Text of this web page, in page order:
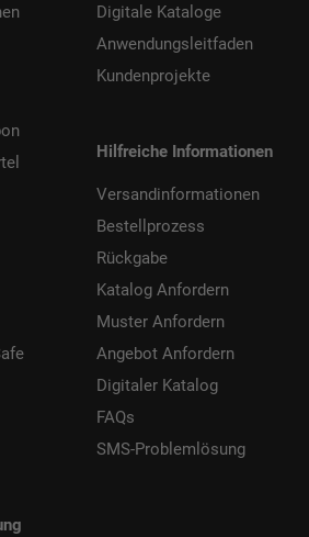
Digitale Kataloge
Anwendungsleitfaden
Kundenprojekte
Hilfreiche Informationen
Versandinformationen
Bestellprozess
Rückgabe
Katalog Anfordern
Muster Anfordern
Angebot Anfordern
Digitaler Katalog
FAQs
SMS-Problemlösung